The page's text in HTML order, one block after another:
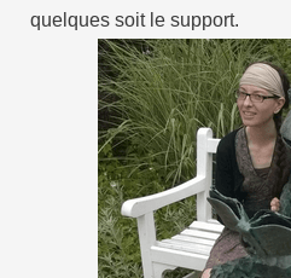
quelques soit le support.